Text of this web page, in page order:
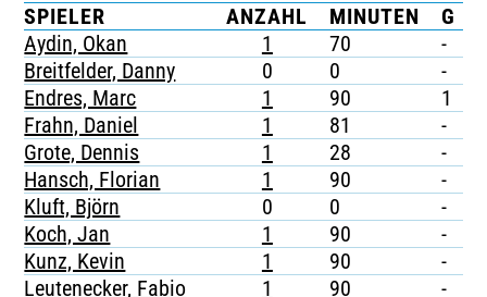
TICKETING
SPIELER
ANZAHL MINUTEN G
Aydin, Okan
1 70 -
Breitfelder, Danny
0 0 -
Endres, Marc
1 90 1
Frahn, Daniel
1 81 -
Grote, Dennis
1 28 -
Hansch, Florian
1 90 -
Kluft, Björn
0 0 -
Koch, Jan
1 90 -
Kunz, Kevin
1 90 -
Leutenecker, Fabio
1 90 -